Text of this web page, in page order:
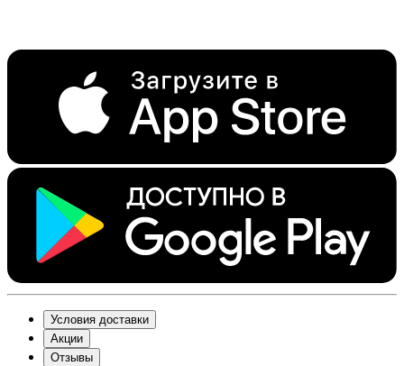
Условия доставки
Акции
Отзывы